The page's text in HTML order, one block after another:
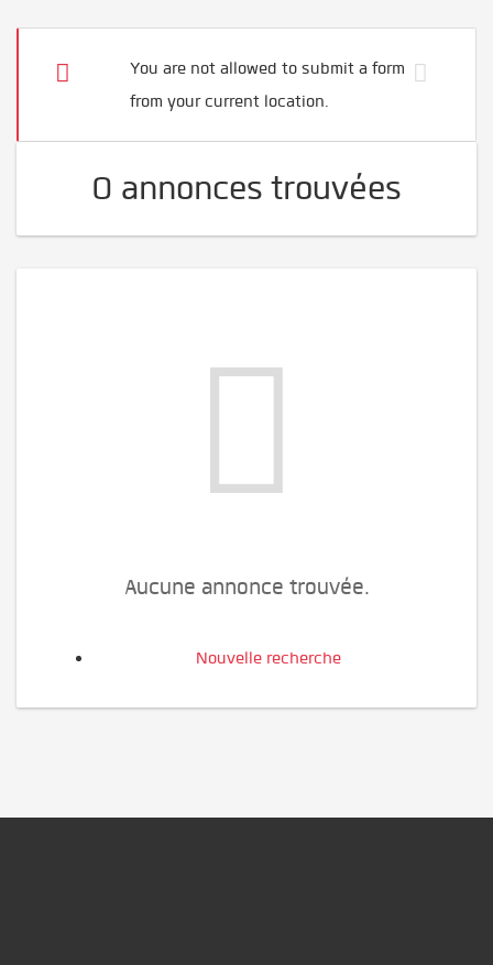
You are not allowed to submit a form
from your current location.
0 annonces trouvées
Aucune annonce trouvée.
Nouvelle recherche